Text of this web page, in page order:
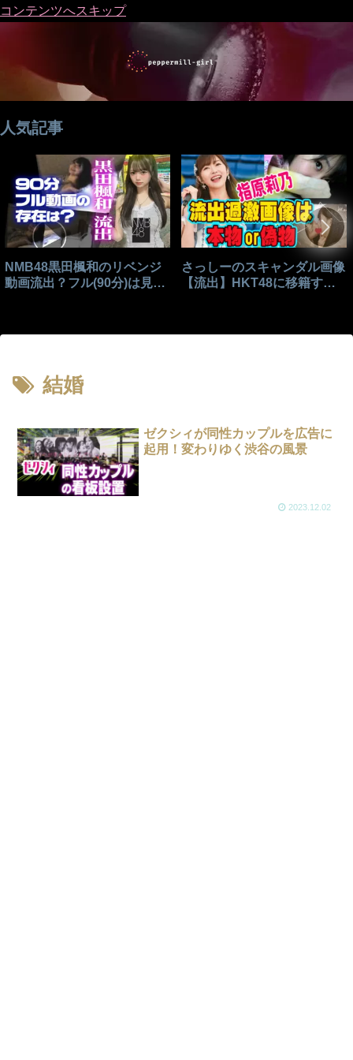
コンテンツへスキップ
人気記事
NMB48黒田楓和のリベンジ
動画流出？フル(90分)は見れ
さっしーのスキャンダル画像
【流出】HKT48に移籍する
結婚
ゼクシィが同性カップルを広告に
起用！変わりゆく渋谷の風景
2023.12.02